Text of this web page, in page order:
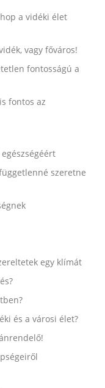
a vidéki élet
vagy főváros!
fontosságú a
fontos az
szeretne
egy klímát
és a városi élet?